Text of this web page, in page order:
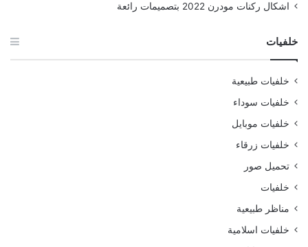
اشكال ركنات مودرن 2022 بتصميمات رائعة
خلفيات
خلفيات طبيعية
خلفيات سوداء
خلفيات موبايل
خلفيات زرقاء
تحميل صور
خلفيات
مناظر طبيعية
خلفيات اسلامية